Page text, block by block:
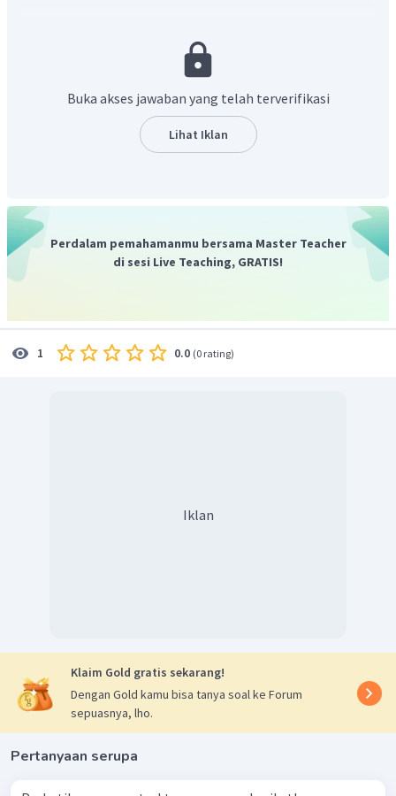
Oleh karena itu, tabel dengan jawaban yang benar:
Buka akses jawaban yang telah terverifikasi
Lihat Iklan
Perdalam pemahamanmu bersama Master Teacher
di sesi Live Teaching, GRATIS!
1 0.0 (0 rating)
Iklan
Klaim Gold gratis sekarang!
Dengan Gold kamu bisa tanya soal ke Forum
sepuasnya, lho.
Pertanyaan serupa